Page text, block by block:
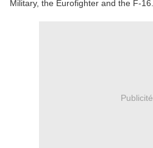
Military, the Eurofighter and the F-16.
Publicité